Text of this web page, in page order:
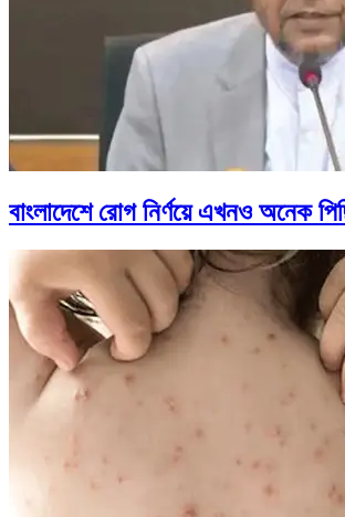
বাংলাদেশে রোগ নির্ণয়ে এখনও অনেক